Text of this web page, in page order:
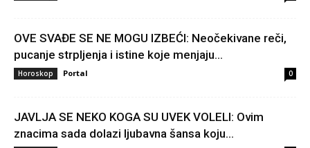
OVE SVAĐE SE NE MOGU IZBEĆI: Neočekivane reči,
pucanje strpljenja i istine koje menjaju...
Horoskop Portal 0
JAVLJA SE NEKO KOGA SU UVEK VOLELI: Ovim
znacima sada dolazi ljubavna šansa koju...